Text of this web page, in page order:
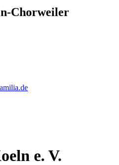
Chorweiler
e. V.